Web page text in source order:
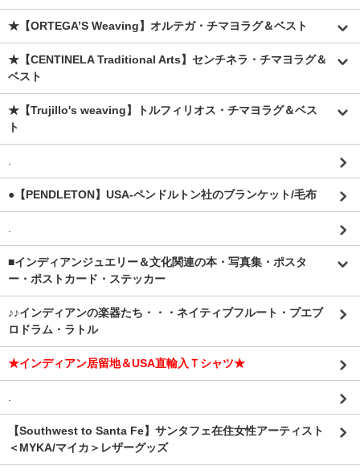
★【ORTEGA’S Weaving】オルテガ・チマヨラグ＆ベスト
★【CENTINELA Traditional Arts】センチネラ・チマヨラグ＆
ベスト
★【Trujillo's weaving】トルフィリオス・チマヨラグ＆ベス
ト
.
●【PENDLETON】USA-ペンドルトン社のブランケット/毛布
.
■インディアンジュエリー＆文化関連の本・写真集・ポスタ
ー・ポストカード・ステッカー
♪♪インディアンの楽器たち・・・ネイティブフルート・プエブ
ロドラム・ラトル
★インディアン居留地＆USA直輸入Ｔシャツ★
.
【Southwest to Santa Fe】サンタフェ在住女性アーティスト
＜MYKA/マイカ＞レザーグッズ